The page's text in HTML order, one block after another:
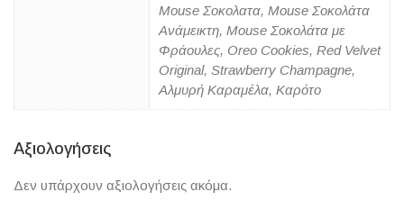
Mouse Σοκολατα, Mouse Σοκολάτα
Ανάμεικτη, Mouse Σοκολάτα με
Φράουλες, Oreo Cookies, Red Velvet
Original, Strawberry Champagne,
Αλμυρή Καραμέλα, Καρότο
Αξιολογήσεις
Δεν υπάρχουν αξιολογήσεις ακόμα.